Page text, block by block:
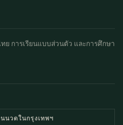
ย การเรียนแบบส่วนตัว และการศึกษา
นวดในกรุงเทพฯ